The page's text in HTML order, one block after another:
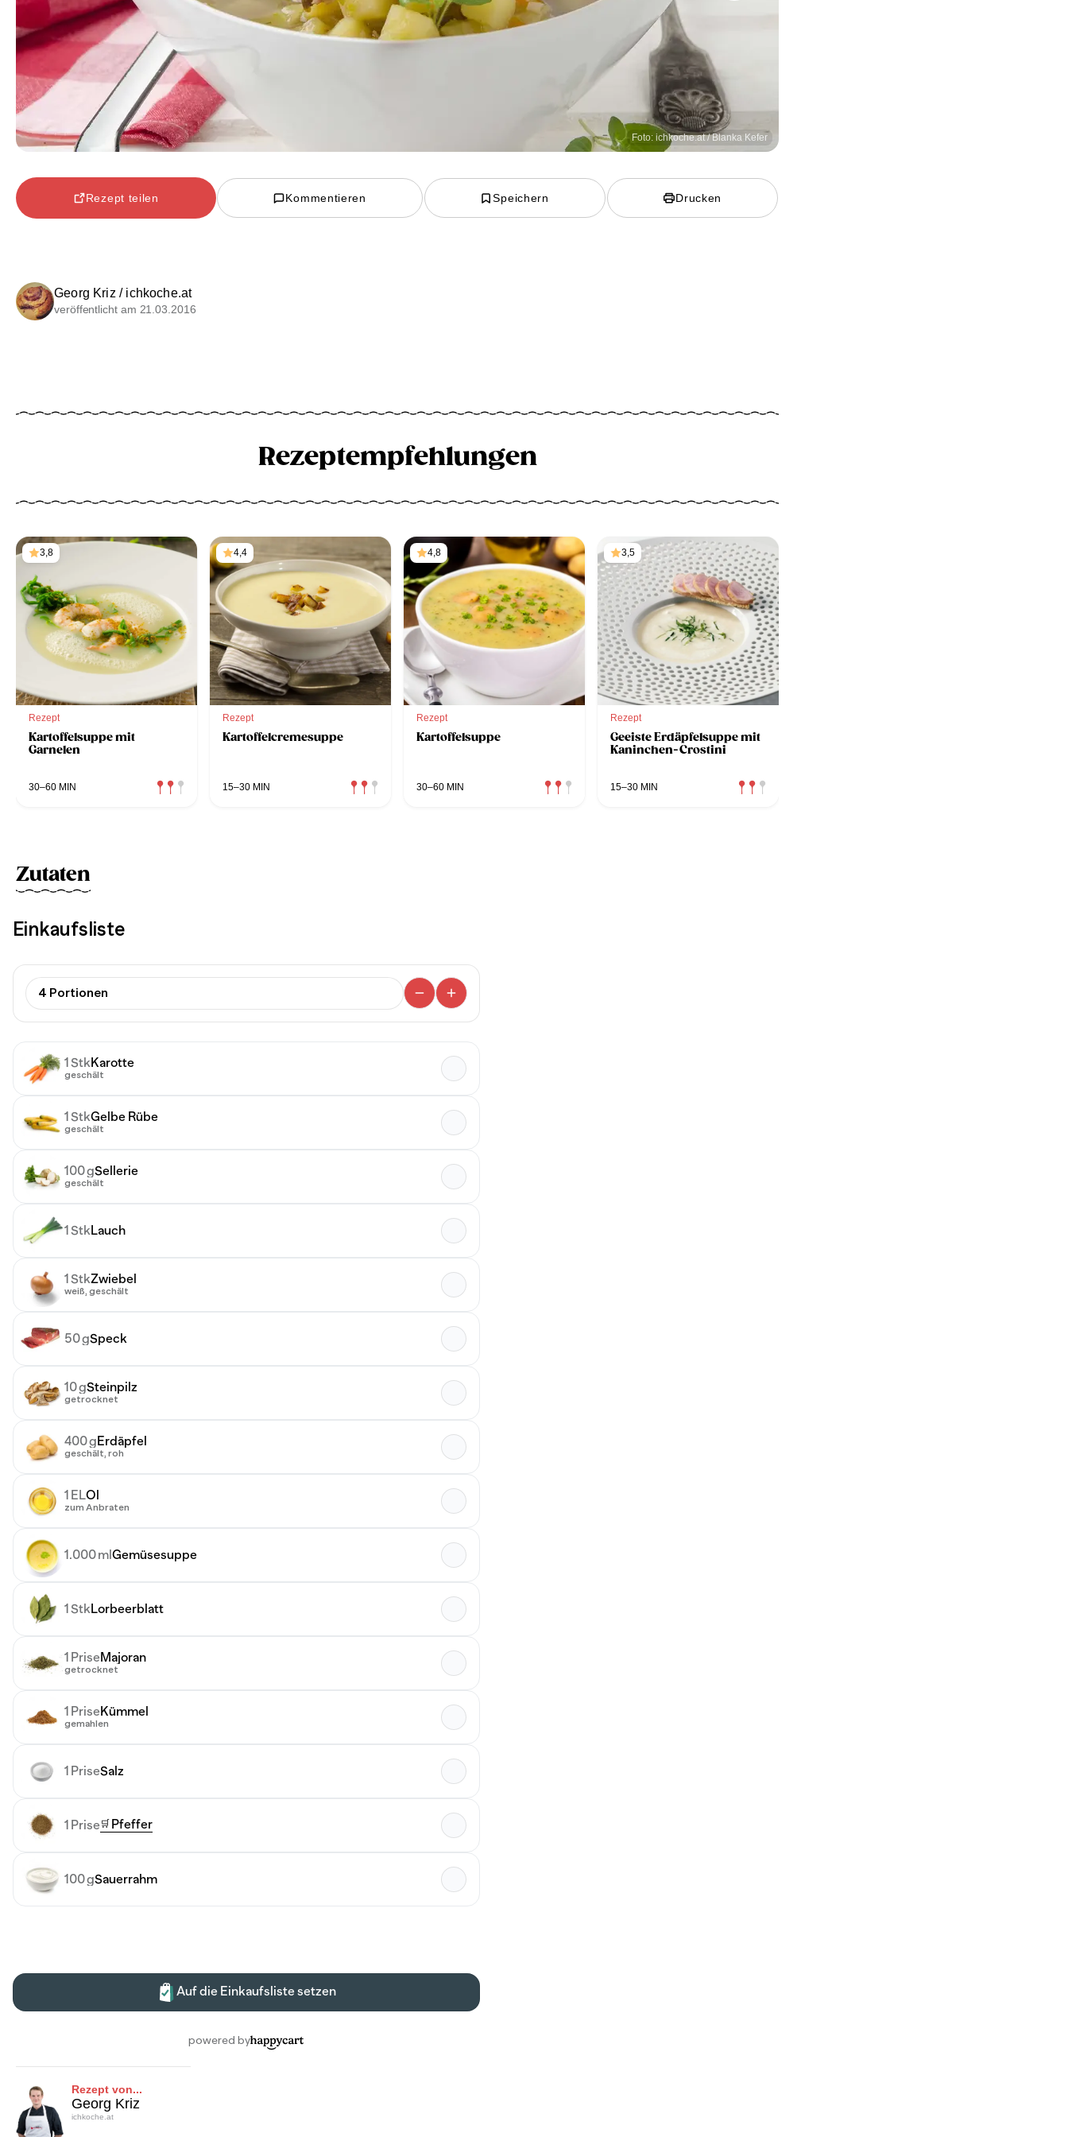
Foto: ichkoche.at / Blanka Kefer
Rezept teilen Kommentieren Speichern Drucken
Georg Kriz / ichkoche.at
veröffentlicht am 21.03.2016
Rezeptempfehlungen
3,8
Rezept
Kartoffelsuppe mit
Garnelen
30–60 MIN
4,4
Rezept
Kartoffelcremesuppe
15–30 MIN
4,8
Rezept
Kartoffelsuppe
30–60 MIN
3,5
Rezept
Geeiste Erdäpfelsuppe mit
Kaninchen-Crostini
15–30 MIN
Zutaten
Rezept von...
Georg Kriz
ichkoche.at